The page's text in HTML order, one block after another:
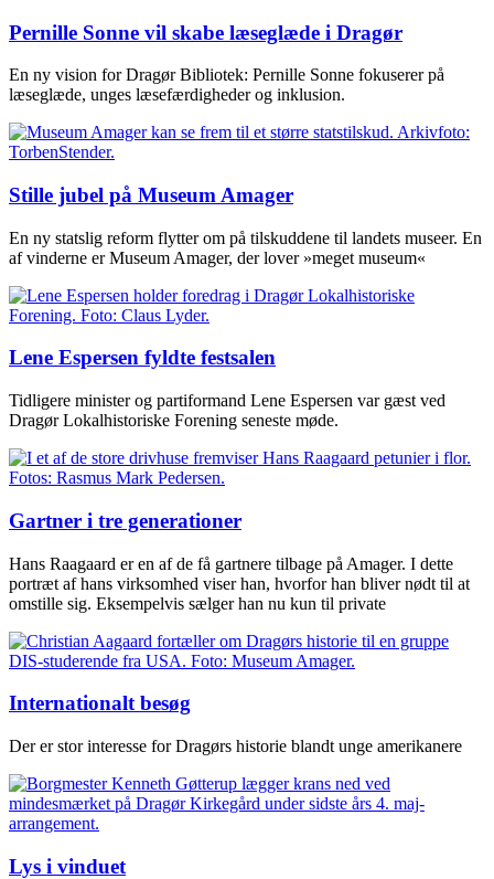
Pernille Sonne vil skabe læseglæde i Dragør
En ny vision for Dragør Bibliotek: Pernille Sonne fokuserer på
læseglæde, unges læsefærdigheder og inklusion.
Stille jubel på Museum Amager
En ny statslig reform flytter om på tilskuddene til landets museer. En
af vinderne er Museum Amager, der lover »meget museum«
Lene Espersen fyldte festsalen
Tidligere minister og partiformand Lene Espersen var gæst ved
Dragør Lokalhistoriske Forening seneste møde.
Gartner i tre generationer
Hans Raagaard er en af de få gartnere tilbage på Amager. I dette
portræt af hans virksomhed viser han, hvorfor han bliver nødt til at
omstille sig. Eksempelvis sælger han nu kun til private
Internationalt besøg
Der er stor interesse for Dragørs historie blandt unge amerikanere
Lys i vinduet